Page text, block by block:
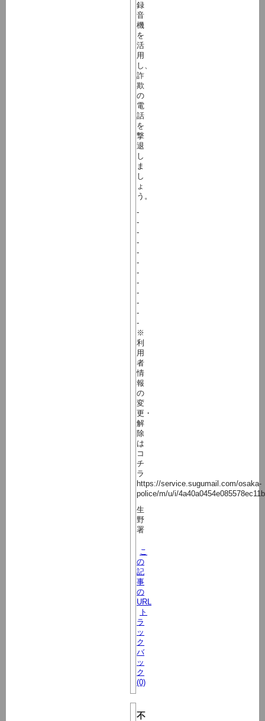
録
音
機
を
活
用
し、
詐
欺
の
電
話
を
撃
退
し
ま
し
ょ
う。
-
-
-
-
-
-
-
-
-
-
-
-
※
利
用
者
情
報
の
変
更・
解
除
は
コ
チ
ラ
https://service.sugumail.com/osaka-
police/m/u/i/
生
野
署
こ
の
記
事
の
URL
ト
ラ
ッ
ク
バ
ッ
ク
(0)
不